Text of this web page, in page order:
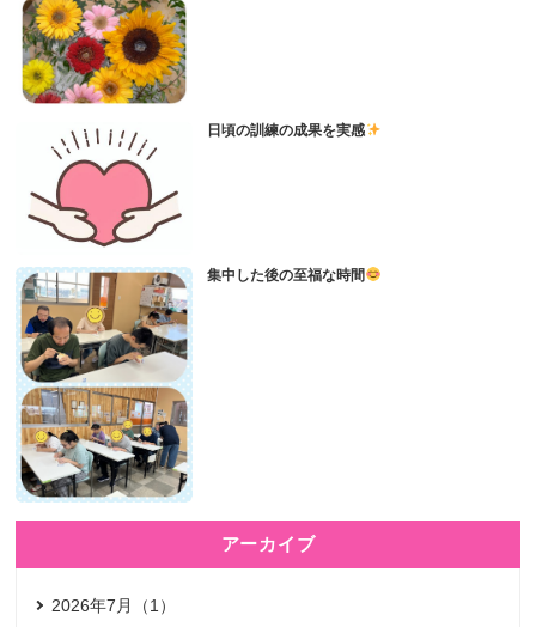
日頃の訓練の成果を実感
集中した後の至福な時間
アーカイブ
2026年7月（1）